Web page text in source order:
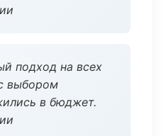
подход на всех
выбором
в бюджет.